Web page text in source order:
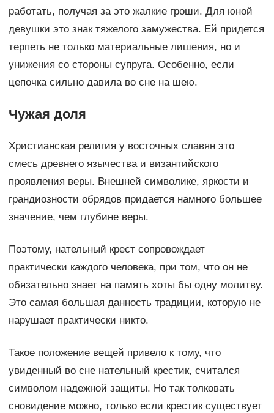
работать, получая за это жалкие гроши. Для юной
девушки это знак тяжелого замужества. Ей придется
терпеть не только материальные лишения, но и
унижения со стороны супруга. Особенно, если
цепочка сильно давила во сне на шею.
Чужая доля
Христианская религия у восточных славян это
смесь древнего язычества и византийского
проявления веры. Внешней символике, яркости и
грандиозности обрядов придается намного большее
значение, чем глубине веры.
Поэтому, нательный крест сопровождает
практически каждого человека, при том, что он не
обязательно знает на память хоты бы одну молитву.
Это самая большая данность традиции, которую не
нарушает практически никто.
Такое положение вещей привело к тому, что
увиденный во сне нательный крестик, считался
символом надежной защиты. Но так толковать
сновидение можно, только если крестик существует